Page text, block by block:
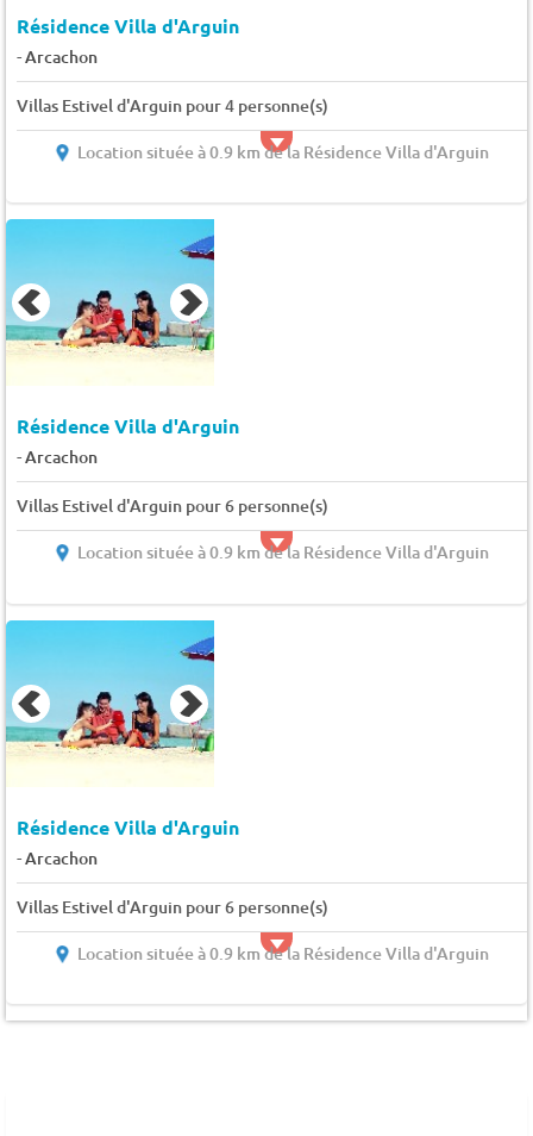
Résidence Villa d'Arguin
-Arcachon
Villas Estivel d'Arguin pour 4 personne(s)
Location située à 0.9 km de la Résidence Villa d'Arguin
Résidence Villa d'Arguin
-Arcachon
Villas Estivel d'Arguin pour 6 personne(s)
Location située à 0.9 km de la Résidence Villa d'Arguin
Résidence Villa d'Arguin
-Arcachon
Villas Estivel d'Arguin pour 6 personne(s)
Location située à 0.9 km de la Résidence Villa d'Arguin